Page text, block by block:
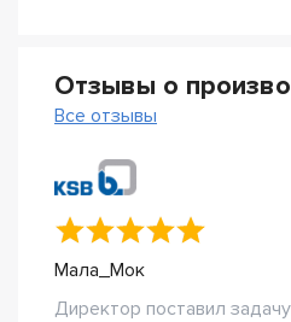
Отзывы о
Все отзывы
Мала_Мок
Директор поставил